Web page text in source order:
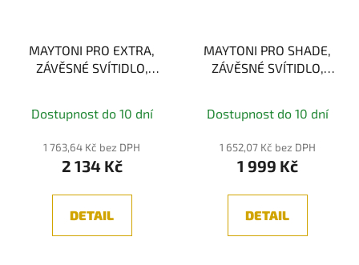
MAYTONI PRO EXTRA,
ZÁVĚSNÉ SVÍTIDLO,
Dostupnost do 10 dní
1 763,64 Kč bez DPH
2 134 Kč
DETAIL
MAYTONI PRO SHADE,
ZÁVĚSNÉ SVÍTIDLO,
Dostupnost do 10 dní
1 652,07 Kč bez DPH
1 999 Kč
DETAIL